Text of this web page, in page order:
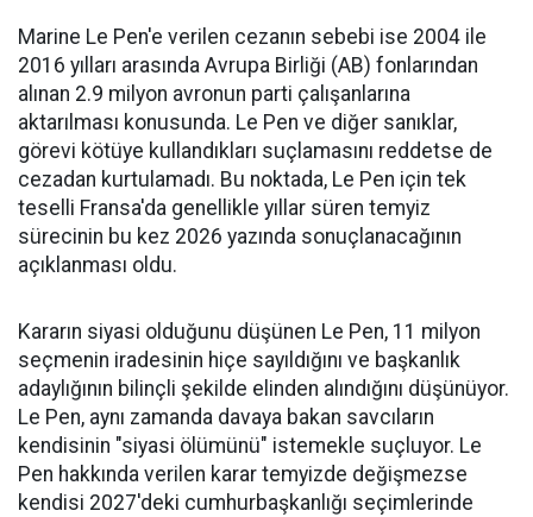
Marine Le Pen'e verilen cezanın sebebi ise 2004 ile
2016 yılları arasında Avrupa Birliği (AB) fonlarından
alınan 2.9 milyon avronun parti çalışanlarına
aktarılması konusunda. Le Pen ve diğer sanıklar,
görevi kötüye kullandıkları suçlamasını reddetse de
cezadan kurtulamadı. Bu noktada, Le Pen için tek
teselli Fransa'da genellikle yıllar süren temyiz
sürecinin bu kez 2026 yazında sonuçlanacağının
açıklanması oldu.
Kararın siyasi olduğunu düşünen Le Pen, 11 milyon
seçmenin iradesinin hiçe sayıldığını ve başkanlık
adaylığının bilinçli şekilde elinden alındığını düşünüyor.
Le Pen, aynı zamanda davaya bakan savcıların
kendisinin "siyasi ölümünü" istemekle suçluyor. Le
Pen hakkında verilen karar temyizde değişmezse
kendisi 2027'deki cumhurbaşkanlığı seçimlerinde